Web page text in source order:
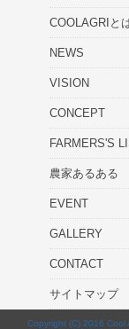
COOLAGRIと
NEWS
VISION
CONCEPT
FARMERS'S
農家あるある
EVENT
GALLERY
CONTACT
サイトマップ
Copyright (C) 2016 Cool